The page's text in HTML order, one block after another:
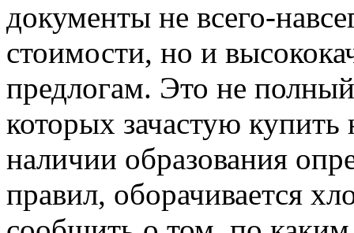
документы не всего-
стоимости, но и
предлогам. Это не
которых зачастую
наличии образования
правил, оборачивается